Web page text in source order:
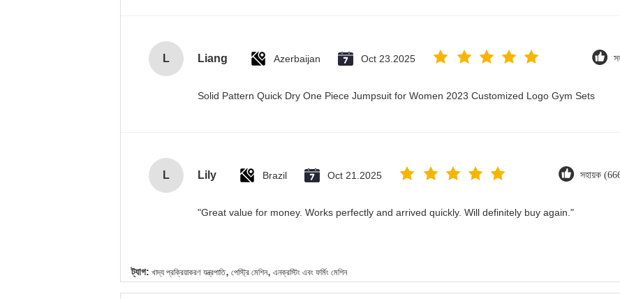
L Liang Azerbaijan Oct 23.2025
Solid Pattern Quick Dry One Piece Jumpsuit for Women 2023 Customized Logo Gym Sets
L Lily Brazil Oct 21.2025 সহায়ক
"Great value for money. Works perfectly and arrived quickly. Will definitely buy again."
ট্যাগ: খাদ্য প্রক্রিয়াকরণ যন্ত্রপাতি, পেস্ট্রি মেশিন, এনক্রস্টিং এবং ফর্মিং মেশিন